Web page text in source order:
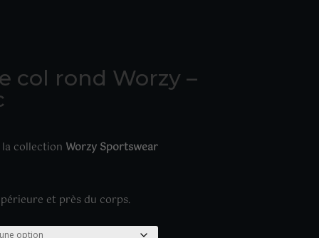
col rond Worzy –
collection Worzy Sportswear
et près du corps.